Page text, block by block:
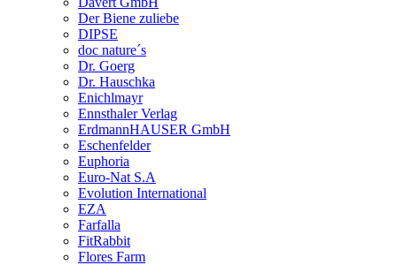
Der Biene zuliebe
DIPSE
doc nature´s
Dr. Goerg
Dr. Hauschka
Enichlmayr
Ennsthaler Verlag
ErdmannHAUSER GmbH
Eschenfelder
Euphoria
Euro-Nat S.A
Evolution International
EZA
Farfalla
FitRabbit
Flores Farm